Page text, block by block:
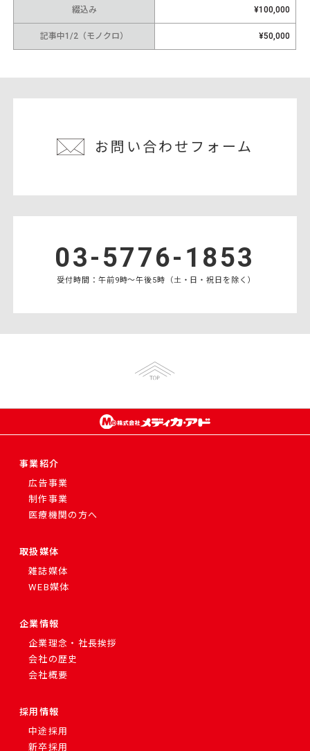
綴込み ¥100,000
記事中1/2（モノクロ） ¥50,000
お問い合わせフォーム
03-5776-1853
受付時間：午前9時〜午後5時（土・日・祝日を除く）
事業紹介
広告事業
制作事業
医療機関の方へ
取扱媒体
雑誌媒体
WEB媒体
企業情報
企業理念・社長挨拶
会社の歴史
会社概要
採用情報
中途採用
新卒採用